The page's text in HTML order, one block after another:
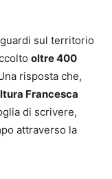
sul territorio
oltre 400
risposta che,
Francesca
di scrivere,
attraverso la